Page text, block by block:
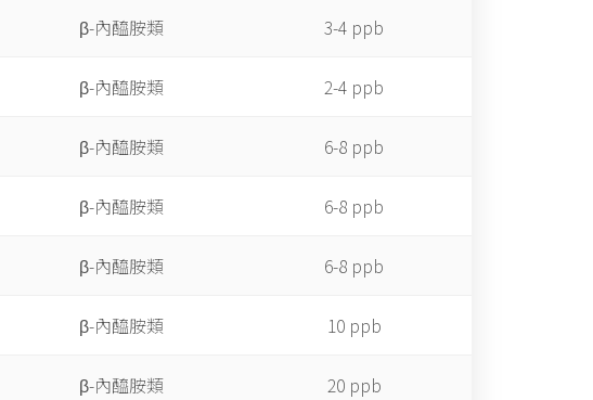
β-內醯胺類 3-4 ppb
β-內醯胺類 2-4 ppb
β-內醯胺類 6-8 ppb
β-內醯胺類 6-8 ppb
β-內醯胺類 6-8 ppb
β-內醯胺類 10 ppb
β-內醯胺類 20 ppb